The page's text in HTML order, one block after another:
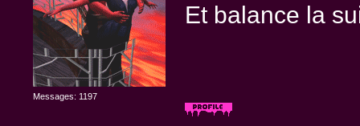
Messages: 1197
Et balance la